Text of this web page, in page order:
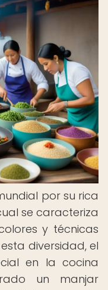
por su rica
se caracteriza
y técnicas
diversidad, el
en la cocina
un manjar